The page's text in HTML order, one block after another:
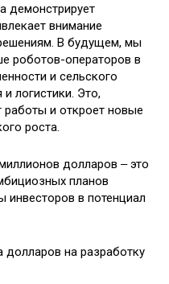
демонстрирует
внимание
В будущем, мы
роботов-операторов в
и сельского
логистики. Это,
и откроет новые
роста.
долларов ‒ это
планов
инвесторов в потенциал